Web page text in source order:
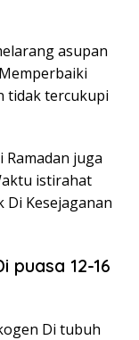
asupan
tidak tercukupi
juga
istirahat
Kesejaganan
puasa 12-16
Di tubuh